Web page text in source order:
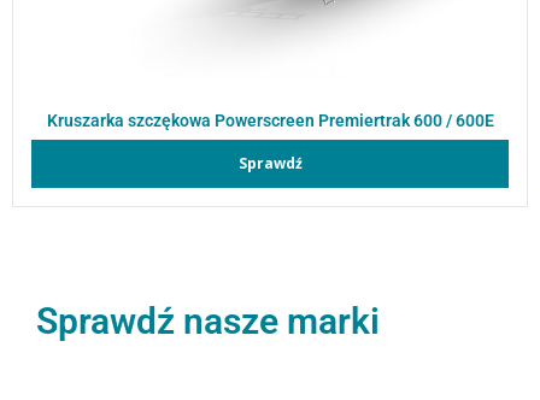
Kruszarka szczękowa Powerscreen Premiertrak 600 / 600E
Sprawdź
Sprawdź nasze marki